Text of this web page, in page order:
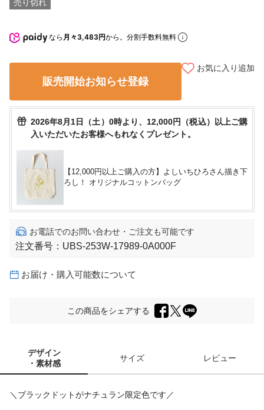
売り切れ
なら 月々3,483円から。分割手数料無料
販売開始お知らせ登録
お気に入り追加
2026年8月1日（土）0時より、12,000円（税込）以上ご購
入いただいたお客様へもれなくプレゼント。
【12,000円以上ご購入の方】よしいちひろさん描き下
ろし！ オリジナルコットンバッグ
お電話でのお問い合わせ・ご注文も可能です
注文番号： UBS-253W-17989-0A000F
お届け・購入可能数について
この商品をシェアする
デザイン
・素材感
サイズ レビュー
＼ブラックドットがナチュラン限定色です／